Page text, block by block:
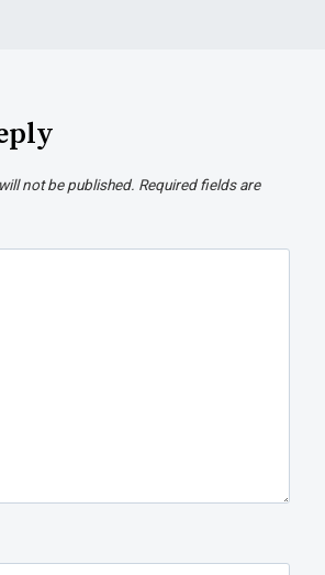
not be published. Required fields are